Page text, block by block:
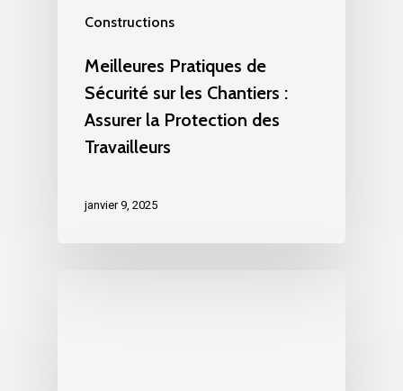
Constructions
Meilleures Pratiques de
Sécurité sur les Chantiers :
Assurer la Protection des
Travailleurs
janvier 9, 2025